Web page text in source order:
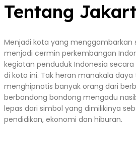
Tentang
Menjadi kota yang menggambarkan
menjadi cermin perkembangan
kegiatan penduduk Indonesia
di kota ini. Tak heran manakala
menghipnotis banyak orang dari
berbondong bondong mengadu
lepas dari simbol yang dimilikinya
pendidikan, ekonomi dan hiburan.